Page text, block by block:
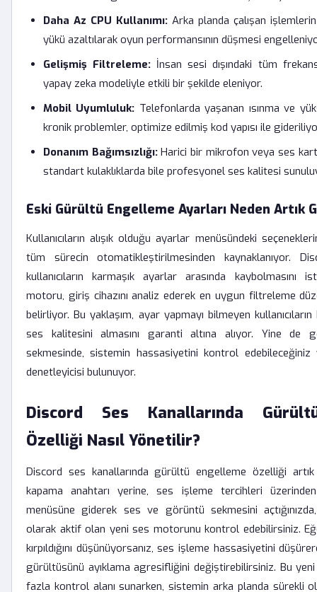
Daha Az CPU Kullanımı: Arka planda çalışan
yükü azaltılarak oyun performansının düşmesi
Gelişmiş Filtreleme: İnsan sesi dışındaki tüm
yapay zeka modeliyle etkili bir şekilde eleniyor.
Mobil Uyumluluk: Telefonlarda yaşanan ısınma ve
kronik problemler, optimize edilmiş kod yapısı ile
Donanım Bağımsızlığı:Harici bir mikrofon veya ses
standart kulaklıklarda bile profesyonel ses kalitesi
Eski Gürültü Engelleme Ayarları Neden Artık
Kullanıcıların alışık olduğu ayarlar menüsündeki
tüm sürecin otomatikleştirilmesinden kaynaklanıyor.
kullanıcıların karmaşık ayarlar arasında kaybolmasını
motoru, giriş cihazını analiz ederek en uygun filtreleme
belirliyor. Bu yaklaşım, ayar yapmayı bilmeyen
ses kalitesini almasını garanti altına alıyor. Yine de
sekmesinde, sistemin hassasiyetini kontrol
denetleyicisi bulunuyor.
Discord Ses Kanallarında
Özelliği Nasıl Yönetilir?
Discord ses kanallarında gürültü engelleme özelliği
kapama anahtarı yerine, ses işleme tercihleri
menüsüne giderek ses ve görüntü sekmesini
olarak aktif olan yeni ses motorunu kontrol edebilirsiniz.
kırpıldığını düşünüyorsanız, ses işleme hassasiyetini
gürültüsünü ayıklama agresifliğini değiştirebilirsiniz. Bu yeni
fazla kontrol alanı sunarken, sistemin arka planda sürekli